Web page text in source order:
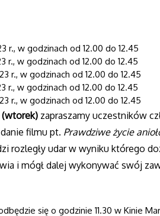
r., w godzinach od 12.00 do 12.45
r., w godzinach od 12.00 do 12.45
r., w godzinach od 12.00 do 12.45
r., w godzinach od 12.00 do 12.45
r., w godzinach od 12.00 do 12.45
(wtorek) zapraszamy uczestników
filmu pt. Prawdziwe życie
rozległy udar w wyniku którego
i mógł dalej wykonywać swój
się o godzinie 11.30 w Kinie